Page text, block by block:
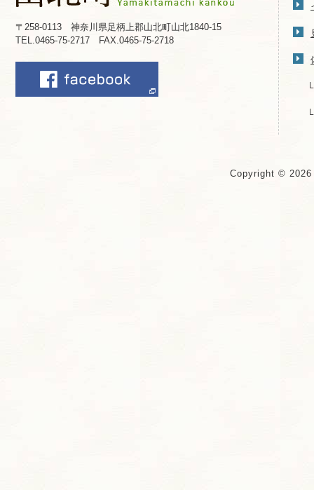
〒258-0113 神奈川県足柄上郡山北町山北1840-15
TEL.0465-75-2717 FAX.0465-75-2718
Copyright © 2026